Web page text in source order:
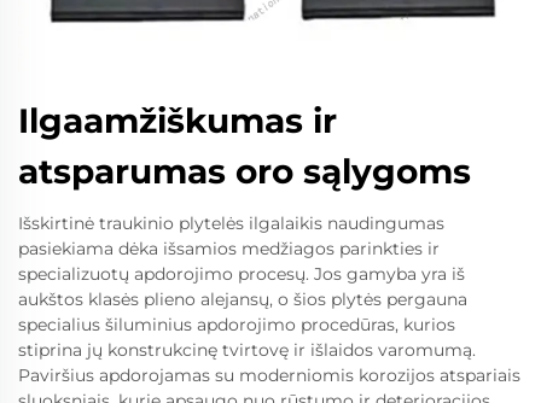
Ilgaamžiškumas ir
atsparumas oro sąlygoms
Išskirtinė traukinio plytelės ilgalaikis naudingumas
pasiekiama dėka išsamios medžiagos parinkties ir
specializuotų apdorojimo procesų. Jos gamyba yra iš
aukštos klasės plieno alejansų, o šios plytės pergauna
specialius šiluminius apdorojimo procedūras, kurios
stiprina jų konstrukcinę tvirtovę ir išlaidos varomumą.
Paviršius apdorojamas su moderniomis korozijos atspariais